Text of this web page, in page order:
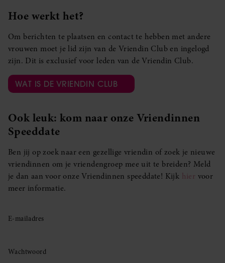
Hoe werkt het?
Om berichten te plaatsen en contact te hebben met andere
vrouwen moet je lid zijn van de Vriendin Club en ingelogd
zijn. Dit is exclusief voor leden van de Vriendin Club.
WAT IS DE VRIENDIN CLUB
Ook leuk: kom naar onze Vriendinnen
Speeddate
Ben jij op zoek naar een gezellige vriendin of zoek je nieuwe
vriendinnen om je vriendengroep mee uit te breiden? Meld
je dan aan voor onze Vriendinnen speeddate! Kijk hier voor
meer informatie.
E-mailadres
Wachtwoord